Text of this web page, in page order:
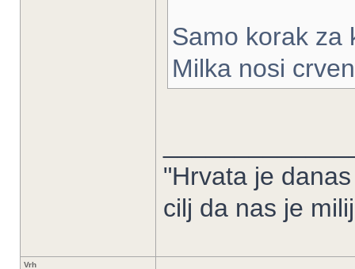
Samo korak za
Milka nosi
"Hrvata je
cilj da nas je
Vrh